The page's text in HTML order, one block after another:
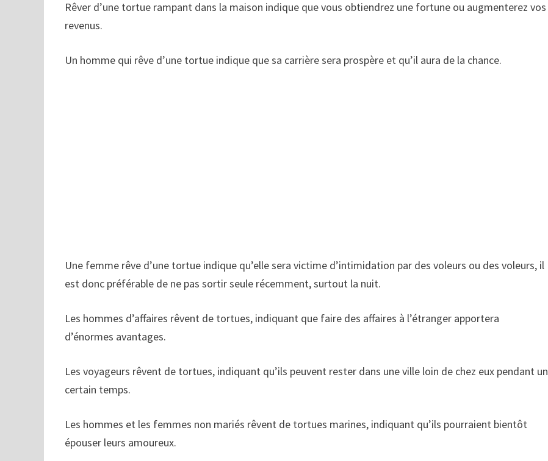
Rêver d’une tortue rampant dans la maison indique que vous obtiendrez une fortune ou augmenterez vos
revenus.
Un homme qui rêve d’une tortue indique que sa carrière sera prospère et qu’il aura de la chance.
Une femme rêve d’une tortue indique qu’elle sera victime d’intimidation par des voleurs ou des voleurs, il
est donc préférable de ne pas sortir seule récemment, surtout la nuit.
Les hommes d’affaires rêvent de tortues, indiquant que faire des affaires à l’étranger apportera
d’énormes avantages.
Les voyageurs rêvent de tortues, indiquant qu’ils peuvent rester dans une ville loin de chez eux pendant un
certain temps.
Les hommes et les femmes non mariés rêvent de tortues marines, indiquant qu’ils pourraient bientôt
épouser leurs amoureux.